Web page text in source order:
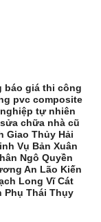
báo giá thi công
pvc composite
tự nhiên
chữa nhà cũ
Giao Thủy Hải
Vụ Bản Xuân
Ngô Quyền
An Lão Kiến
Long Vĩ Cát
Phụ Thái Thụy